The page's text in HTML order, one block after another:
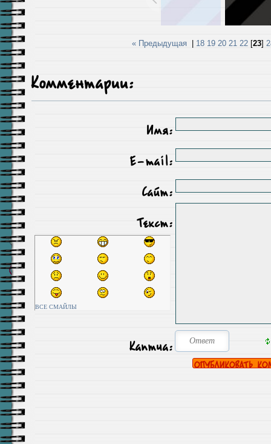
« Предыдущая| 18 19 20 21 22[23]
Комментарии:
Имя:
E-mail:
Сайт:
Текст:
ВСЕ СМАЙЛЫ
Каптча: